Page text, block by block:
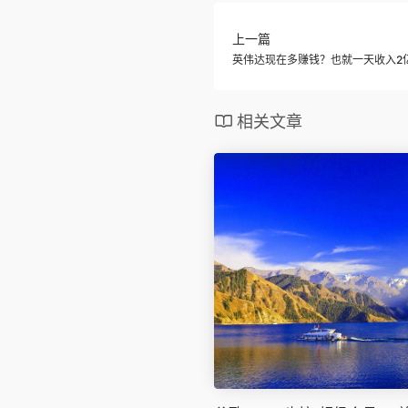
上一篇
英伟达现在多赚钱？也就一天收入2
相关文章